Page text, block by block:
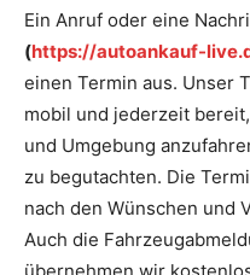
Ein Anruf oder eine
(https://autoankauf-
einen Termin aus. Unser
mobil und jederzeit
und Umgebung
zu begutachten. Die
nach den Wünschen und
Auch die
übernehmen wir